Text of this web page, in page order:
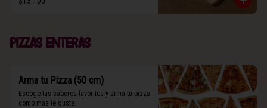
Pizzas enteras
Arma tu Pizza (50 cm)
Escoge tus sabores favoritos y arma tu pizza
como más te guste.